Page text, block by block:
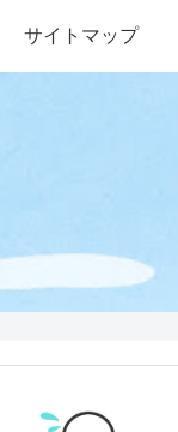
サイトマップ